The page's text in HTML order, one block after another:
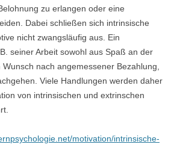
zu erlangen oder eine
Dabei schließen sich intrinsische
nicht zwangsläufig aus. Ein
seiner Arbeit sowohl aus Spaß an der
nach angemessener Bezahlung,
Viele Handlungen werden daher
von intrinsischen und extrinschen
motivation/intrinsische-